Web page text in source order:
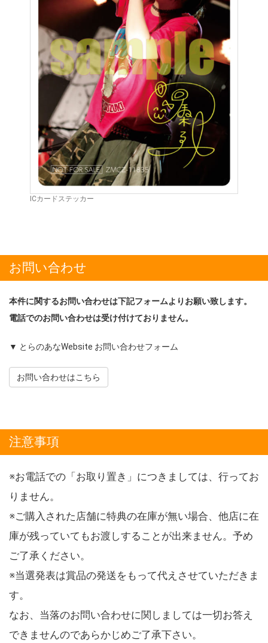
ICカードステッカー
お問い合わせ
本件に関するお問い合わせは下記フォームよりお願い致します。
電話でのお問い合わせは受け付けておりません。
▼ とらのあなWebsite お問い合わせフォーム
お問い合わせはこちら
注意事項
※お電話での「お取り置き」につきましては、行ってお
りません。
※ご購入された店舗に特典の在庫が無い場合、他店に在
庫が残っていてもお渡しすることが出来ません。予め
ご了承ください。
※当選発表は賞品の発送をもって代えさせていただきま
す。
なお、当落のお問い合わせに関しましては一切お答え
できませんのであらかじめご了承下さい。